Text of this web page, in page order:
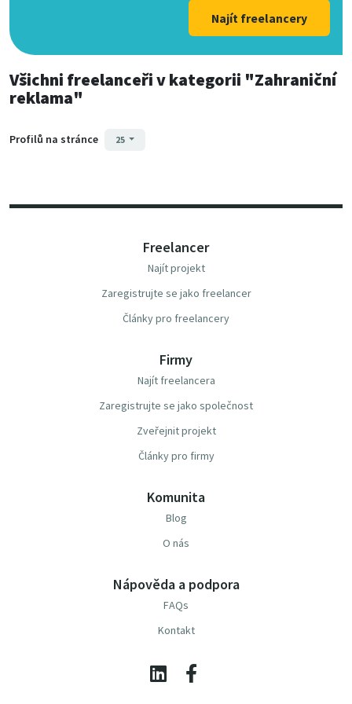
Najít freelancery
Všichni freelanceřiv kategorii "Zahraniční
reklama"
Profilů na stránce 25
Freelancer
Najít projekt
Zaregistrujte se jako freelancer
Články pro freelancery
Firmy
Najít freelancera
Zaregistrujte se jako společnost
Zveřejnit projekt
Články pro firmy
Komunita
Blog
O nás
Nápověda a podpora
FAQs
Kontakt